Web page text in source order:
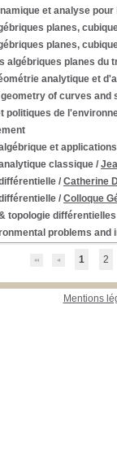
et analyse pour
planes,
planes,
algébriques planes du
analytique et
of curves and
politiques de
et applications
classique /
/ Catherine
/ Colloque
topologie différentielles
problems
1 2
Mentions